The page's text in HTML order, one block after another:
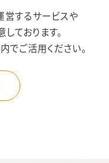
営するサービスや
ております。
でご活用ください。